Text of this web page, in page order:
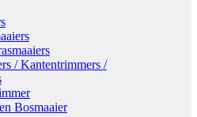
/ Kantentrimmers /
Bosmaaier